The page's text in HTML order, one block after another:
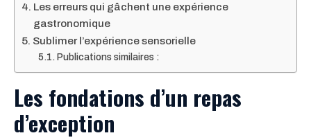
Les erreurs qui gâchent une expérience
gastronomique
Sublimer l’expérience sensorielle
Publications similaires :
Les fondations d’un repas
d’exception